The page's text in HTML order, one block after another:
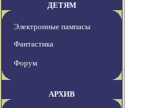
ДЕТЯМ
Электронные пампасы
Фантастика
Форум
АРХИВ